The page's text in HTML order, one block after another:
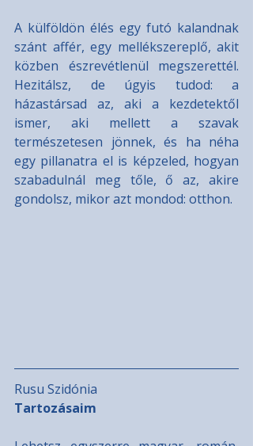
A külföldön élés egy futó kalandnak
szánt affér, egy mellékszereplő, akit
közben észrevétlenül megszerettél.
Hezitálsz, de úgyis tudod: a
házastársad az, aki a kezdetektől
ismer, aki mellett a szavak
természetesen jönnek, és ha néha
egy pillanatra el is képzeled, hogyan
szabadulnál meg tőle, ő az, akire
gondolsz, mikor azt mondod: otthon.
Rusu Szidónia
Tartozásaim